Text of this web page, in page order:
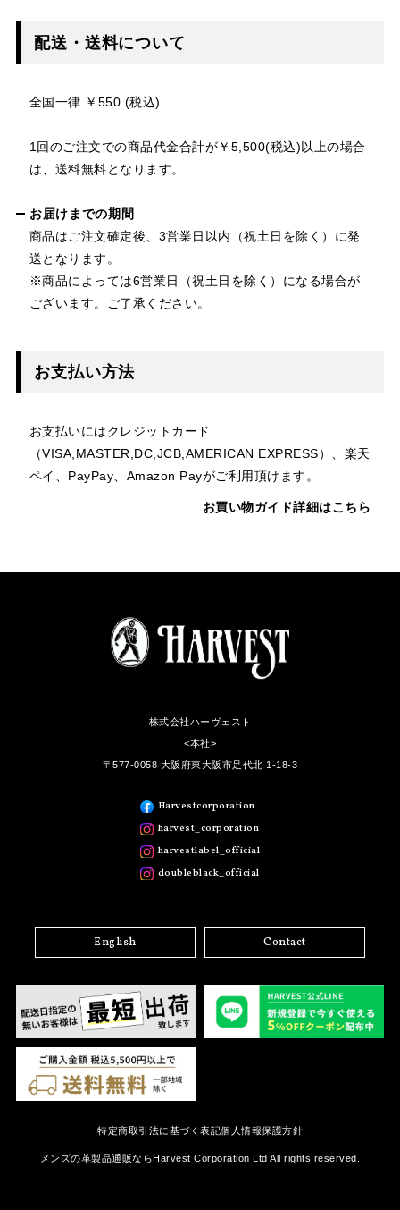
配送・送料について
全国一律 ￥550 (税込)
1回のご注文での商品代金合計が￥5,500(税込)以上の場合
は、送料無料となります。
お届けまでの期間
商品はご注文確定後、3営業日以内（祝土日を除く）に発
送となります。
※商品によっては6営業日（祝土日を除く）になる場合が
ございます。ご了承ください。
お支払い方法
お支払いにはクレジットカード
（VISA,MASTER,DC,JCB,AMERICAN EXPRESS）、楽天
ペイ、PayPay、Amazon Payがご利用頂けます。
お買い物ガイド詳細はこちら
株式会社ハーヴェスト
<本社>
〒577-0058 大阪府東大阪市足代北 1-18-3
Harvestcorporation
harvest_corporation
harvestlabel_official
doubleblack_official
English Contact
特定商取引法に基づく表記個人情報保護方針
メンズの革製品通販ならHarvest Corporation Ltd All rights reserved.